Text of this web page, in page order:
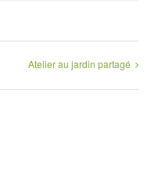
Atelier au jardin partagé